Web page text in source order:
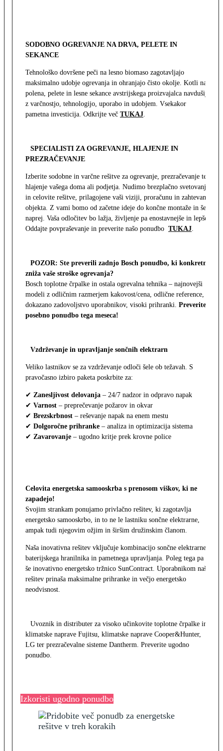
SODOBNO OGREVANJE NA DRVA, PELETE IN
SEKANCE
Tehnološko dovršene peči na lesno biomaso zagotavljajo
maksimalno udobje ogrevanja in ohranjajo čisto okolje. Kotli na
polena, pelete in lesne sekance avstrijskega proizvajalca navdušijo
z varčnostjo, tehnologijo, uporabo in udobjem. Vsekakor
pametna investicija. Odkrijte več TUKAJ.
SPECIALISTI ZA OGREVANJE, HLAJENJE IN
PREZRAČEVANJE
Izberite sodobne in varčne rešitve za ogrevanje, prezračevanje ter
hlajenje vašega doma ali podjetja. Nudimo brezplačno svetovanje
in celovite rešitve, prilagojene vaši viziji, proračunu in zahtevam
objekta. Z vami bomo od začetne ideje do končne montaže in še
naprej. Vaša odločitev bo lažja, življenje pa enostavnejše in lepše.
Oddajte povpraševanje in preverite našo ponudbo TUKAJ.
POZOR: Ste preverili zadnjo Bosch ponudbo, ki konkretno
zniža vaše stroške ogrevanja?
Bosch toplotne črpalke in ostala ogrevalna tehnika – najnovejši
modeli z odličnim razmerjem kakovost/cena, odlične reference,
dokazano zadovoljstvo uporabnikov, visoki prihranki. Preverite
posebno ponudbo tega meseca!
Vzdrževanje in upravljanje sončnih elektrarn
Veliko lastnikov se za vzdrževanje odloči šele ob težavah. S
pravočasno izbiro paketa poskrbite za:
✔ Zanesljivost delovanja – 24/7 nadzor in odpravo napak
✔ Varnost – preprečevanje požarov in okvar
✔ Brezskrbnost – reševanje napak na enem mestu
✔ Dolgoročne prihranke – analiza in optimizacija sistema
✔ Zavarovanje – ugodno kritje prek krovne police
Celovita energetska samooskrba s prenosom viškov, ki ne
zapadejo!
Svojim strankam ponujamo privlačno rešitev, ki zagotavlja
energetsko samooskrbo, in to ne le lastniku sončne elektrarne,
ampak tudi njegovim ožjim in širšim družinskim članom.
Naša inovativna rešitev vključuje kombinacijo sončne elektrarne,
baterijskega hranilnika in pametnega upravljanja. Poleg tega pa
še inovativno energetsko tržnico SunContract. Uporabnikom naša
rešitev prinaša maksimalne prihranke in večjo energetsko
neodvisnost.
Uvoznik in distributer za visoko učinkovite toplotne črpalke in
klimatske naprave Fujitsu, klimatske naprave Cooper&Hunter,
LG ter prezračevalne sisteme Dantherm. Preverite ugodno
ponudbo.
Izkoristi ugodno ponudbo